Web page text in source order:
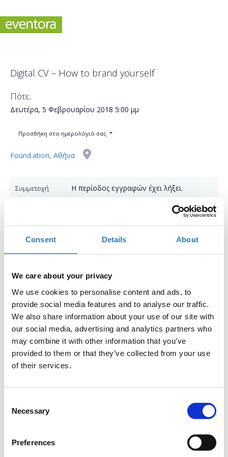
Consent Details About
We care about your privacy
We use cookies to personalise content and ads, to
provide social media features and to analyse our traffic.
We also share information about your use of our site with
our social media, advertising and analytics partners who
may combine it with other information that you’ve
provided to them or that they’ve collected from your use
of their services.
Selection
Necessary
Preferences
Digital CV – How to brand yourself
Πότε;
Δευτέρα, 5 Φεβρουαρίου 2018 5:00 μμ
Προσθήκη στο ημερολόγιό σας
Found.ation, Αθήνα
Συμμετοχή Η περίοδος εγγραφών έχει λήξει.
It’s the digital era! Οι μελλοντικοί σου εργοδότες
βρίσκονται online, εσύ; Πώς μπορείς να
δημιουργήσεις ένα digital cv και να κάνεις το profile
σου ελκυστικό; Ποια είναι τα top skills για το 2017;
Μάθε πώς να παρουσιάζεις τα πιο δυνατά σου σημεία
και χτίσε ένα “brand” γύρω από τον εαυτό σου.
Ανακάλυψε top tips από διεθνείς recruiters αλλά και
τα DO’s & DON’T’S που προτείνονται να
Τα μαθήματα γίνονται μόνο με φυσική παρουσία.
ΣτοFound.ation